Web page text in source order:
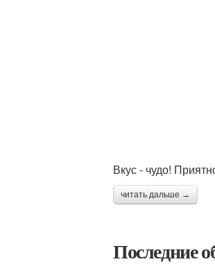
Вкус - чудо!
читать дальше →
Последние